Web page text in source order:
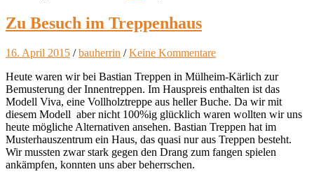
Zu Besuch im Treppenhaus
16. April 2015 /bauherrin /Keine Kommentare
Heute waren wir bei Bastian Treppen in Mülheim-Kärlich zur
Bemusterung der Innentreppen. Im Hauspreis enthalten ist das
Modell Viva, eine Vollholztreppe aus heller Buche. Da wir mit
diesem Modell aber nicht 100%ig glücklich waren wollten wir uns
heute mögliche Alternativen ansehen. Bastian Treppen hat im
Musterhauszentrum ein Haus, das quasi nur aus Treppen besteht.
Wir mussten zwar stark gegen den Drang zum fangen spielen
ankämpfen, konnten uns aber beherrschen.